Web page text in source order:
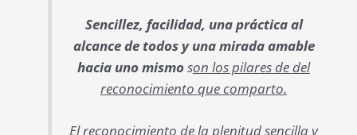
Sencillez, facilidad, una práctica al
alcance de todos y una mirada amable
hacia uno mismoson los pilares de del
reconocimiento que comparto.
El reconocimiento de la plenitud sencilla y